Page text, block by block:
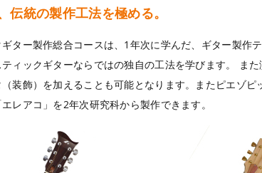
伝統の製作工法を極める。
ター製作総合コースは、1年次に学んだ、ギター製作
ィックギターならではの独自の工法を学びます。 ま
装飾）を加えることも可能となります。またピエゾ
レアコ」を2年次研究科から製作できます。